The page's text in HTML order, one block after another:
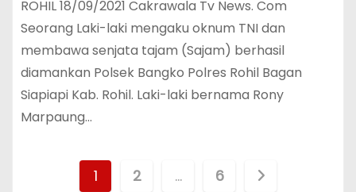
ROHIL 18/09/2021 Cakrawala Tv News. Com
Seorang Laki-laki mengaku oknum TNI dan
membawa senjata tajam (Sajam) berhasil
diamankan Polsek Bangko Polres Rohil Bagan
Siapiapi Kab. Rohil. Laki-laki bernama Rony
Marpaung…
1 2 … 6